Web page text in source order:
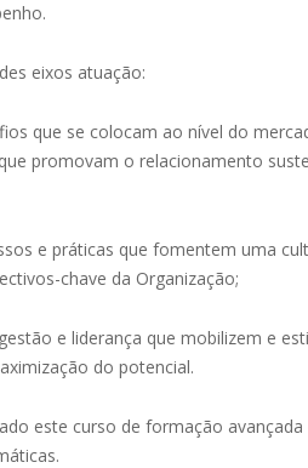
eixos atuação:
que se colocam ao nível do
promovam o relacionamento
e práticas que fomentem uma
chave da Organização;
e liderança que mobilizem e
do potencial.
este curso de formação